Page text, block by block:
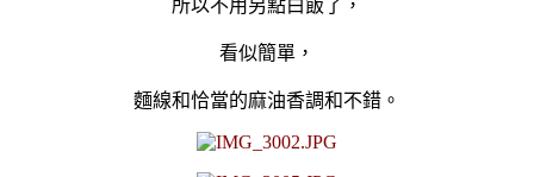
所以不用另點白飯了，
看似簡單，
麵線和恰當的麻油香調和不錯。